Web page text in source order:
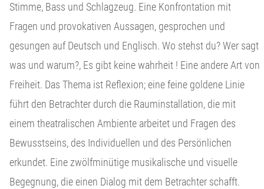
Stimme, Bass und Schlagzeug. Eine Konfrontation mit
Fragen und provokativen Aussagen, gesprochen und
gesungen auf Deutsch und Englisch. Wo stehst du? Wer sagt
was und warum?, Es gibt keine wahrheit ! Eine andere Art von
Freiheit. Das Thema ist Reflexion; eine feine goldene Linie
führt den Betrachter durch die Rauminstallation, die mit
einem theatralischen Ambiente arbeitet und Fragen des
Bewusstseins, des Individuellen und des Persönlichen
erkundet. Eine zwölfminütige musikalische und visuelle
Begegnung, die einen Dialog mit dem Betrachter schafft.